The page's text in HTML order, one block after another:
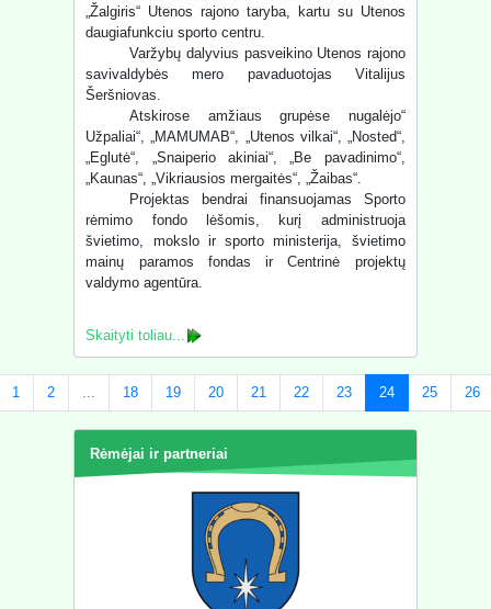
„Žalgiris“ Utenos rajono taryba, kartu su Utenos
daugiafunkciu sporto centru.
Varžybų dalyvius pasveikino Utenos rajono
savivaldybės mero pavaduotojas Vitalijus
Šeršniovas.
Atskirose amžiaus grupėse nugalėjo“
Užpaliai“, „MAMUMAB“, „Utenos vilkai“, „Nosted“,
„Eglutė“, „Snaiperio akiniai“, „Be pavadinimo“,
„Kaunas“, „Vikriausios mergaitės“, „Žaibas“.
Projektas bendrai finansuojamas Sporto
rėmimo fondo lėšomis, kurį administruoja
švietimo, mokslo ir sporto ministerija, švietimo
mainų paramos fondas ir Centrinė projektų
valdymo agentūra.
Skaityti toliau...
1 2 18 19 20 21 22 23 24 25 26
Rėmėjai ir partneriai